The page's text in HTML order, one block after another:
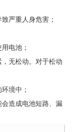
严重人身危害；
电池；
无松动。对于松动
境中；
造成电池短路、漏